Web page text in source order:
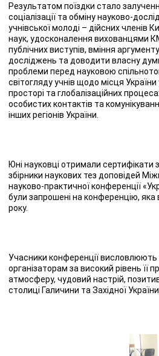
Результатом поїздки стало
соціалізації та обміну науково-
учнівської молоді – дійсних членів
наук, удосконалення вихованцями
публічних виступів, вміння
досліджень та доводити власну
проблеми перед науковою
світогляду учнів щодо місця
просторі та глобалізаційних
особистих контактів та
інших регіонів України.
Юні науковці отримали сертифікати
збірники наукових тез доповідей
науково-практичної конференції
були запрошені на конференцію, яка
року.
Учасники конференції
організаторам за високий рівень її
атмосферу, чудовий настрій,
столиці Галичини та Західної України.